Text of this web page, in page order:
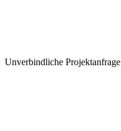
Unverbindliche Projektanfrage